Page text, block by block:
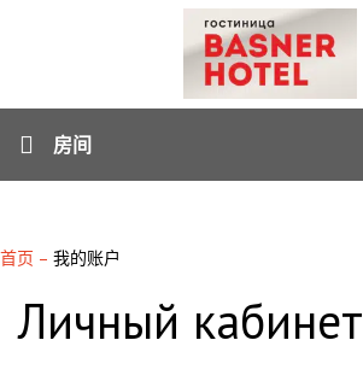
房间
首页 – 我的账户
Личный кабинет